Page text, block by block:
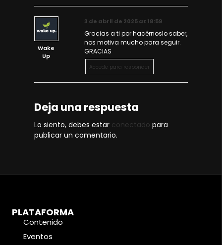
Wake
Up
3 de abril de 2025 at 18:59
Gracias a ti por hacérnoslo saber,
nos motiva mucho para seguir.
GRACIAS
Accede para responder
Deja una respuesta
Lo siento, debes estar conectado para
publicar un comentario.
PLATAFORMA
Contenido
Eventos